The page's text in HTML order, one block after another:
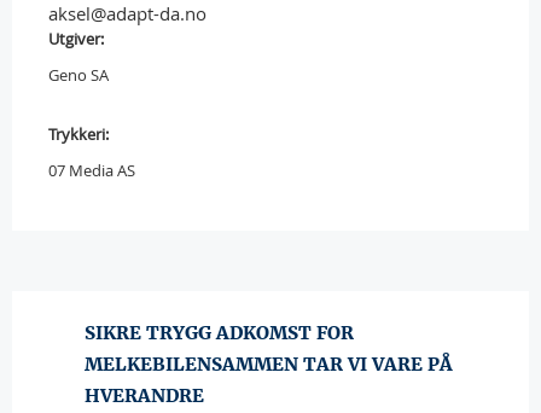
aksel@adapt-da.no
Utgiver:
Geno SA
Trykkeri:
07 Media AS
SIKRE TRYGG ADKOMST FOR
MELKEBILENSAMMEN TAR VI VARE PÅ
HVERANDRE